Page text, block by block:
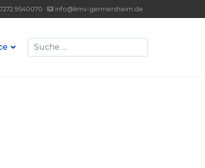
9540070 info@kmv-germersheim.de
Suchen